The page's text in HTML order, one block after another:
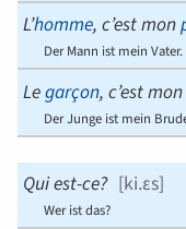
L’homme, c’est mon
Der Mann ist mein Vater.
Legarçon, c’est
Der Junge ist mein
Qui est-ce? [ki.ɛs]
Wer ist das?